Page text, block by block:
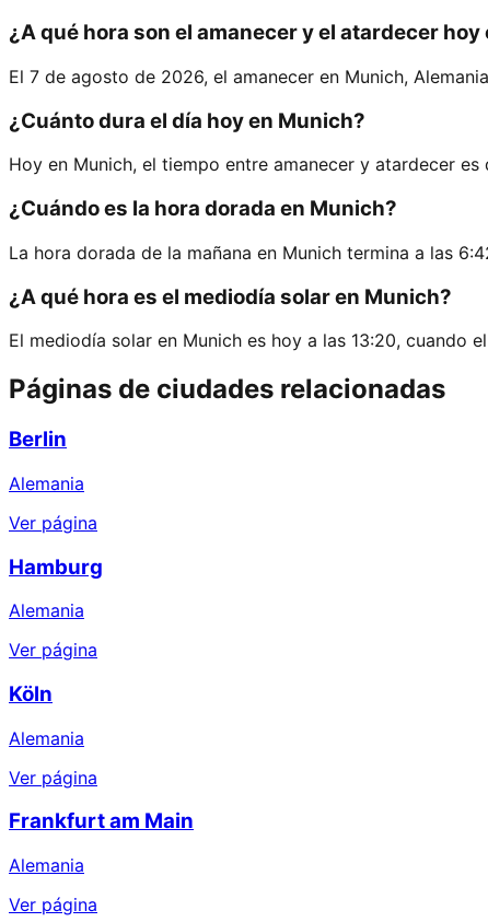
¿A qué hora son el amanecer y el atardecer hoy
El 7 de agosto de 2026, el amanecer en Munich,
¿Cuánto dura el día hoy en Munich?
Hoy en Munich, el tiempo entre amanecer y atardecer es
¿Cuándo es la hora dorada en Munich?
La hora dorada de la mañana en Munich termina a las
¿A qué hora es el mediodía solar en Munich?
El mediodía solar en Munich es hoy a las 13:20, cuando
Páginas de ciudades relacionadas
Berlin
Alemania
Ver página
Hamburg
Alemania
Ver página
Köln
Alemania
Ver página
Frankfurt am Main
Alemania
Ver página